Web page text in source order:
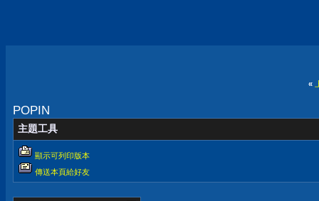
«
POPIN
主題工具
顯示可列印版本
傳送本頁給好友